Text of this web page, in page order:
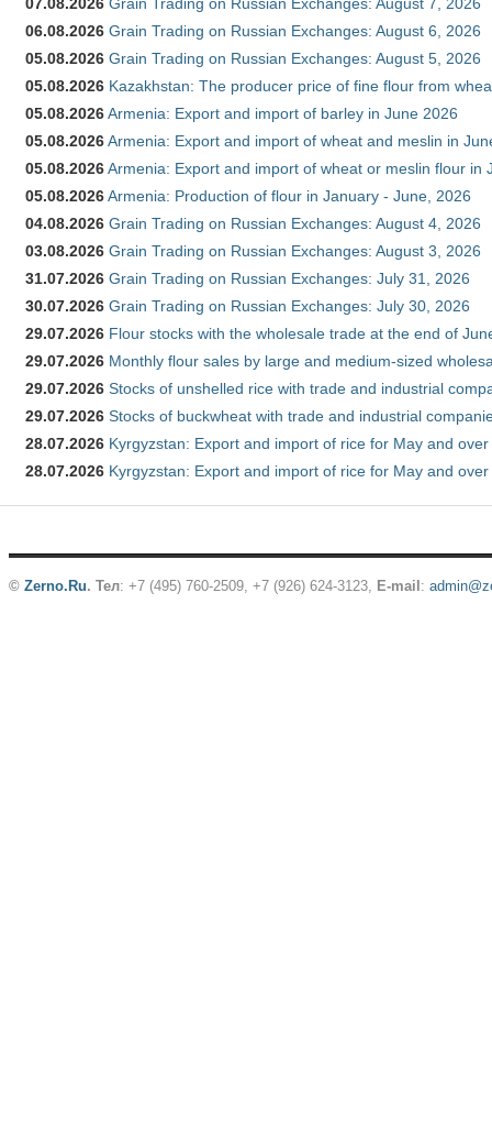
06.08.2026 Grain Trading on Russian Exchanges: August 6, 2026
05.08.2026 Grain Trading on Russian Exchanges: August 5, 2026
05.08.2026 Kazakhstan: The producer price of fine flour from
05.08.2026Armenia: Export and import of barley in June 2026
05.08.2026Armenia: Export and import of wheat and meslin in
05.08.2026Armenia: Export and import of wheat or meslin flour in
05.08.2026Armenia: Production of flour in January - June, 2026
04.08.2026 Grain Trading on Russian Exchanges: August 4, 2026
03.08.2026 Grain Trading on Russian Exchanges: August 3, 2026
31.07.2026 Grain Trading on Russian Exchanges: July 31, 2026
30.07.2026 Grain Trading on Russian Exchanges: July 30, 2026
29.07.2026 Flour stocks with the wholesale trade at the end of
29.07.2026 Monthly flour sales by large and medium-sized
29.07.2026 Stocks of unshelled rice with trade and industrial
29.07.2026 Stocks of buckwheat with trade and industrial
28.07.2026 Kyrgyzstan: Export and import of rice for May and
28.07.2026 Kyrgyzstan: Export and import of rice for May and
© Zerno.Ru. Тел: +7 (495) 760-2509, +7 (926) 624-3123, E-mail :